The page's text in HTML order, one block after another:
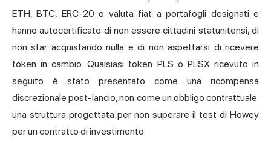
ETH, BTC, ERC-20 o valuta fiat a portafogli designati e
hanno autocertificato di non essere cittadini statunitensi, di
non star acquistando nulla e di non aspettarsi di ricevere
token in cambio. Qualsiasi token PLS o PLSX ricevuto in
seguito è stato presentato come una ricompensa
discrezionale post-lancio, non come un obbligo contrattuale:
una struttura progettata per non superare il test di Howey
per un contratto di investimento.